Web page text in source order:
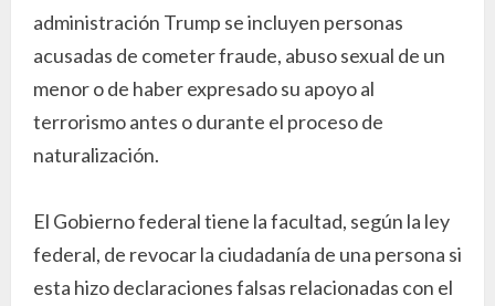
administración Trump se incluyen personas
acusadas de cometer fraude, abuso sexual de un
menor o de haber expresado su apoyo al
terrorismo antes o durante el proceso de
naturalización.
El Gobierno federal tiene la facultad, según la ley
federal, de revocar la ciudadanía de una persona si
esta hizo declaraciones falsas relacionadas con el